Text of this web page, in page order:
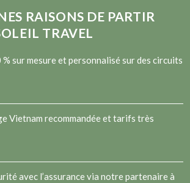
RAISONS DE PARTIR
TRAVEL
sur mesure et personnalisé sur des circuits
Vietnam recommandée et tarifs très
avec l’assurance via notre partenaire à